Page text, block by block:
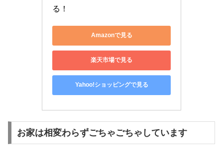
る！
Amazonで見る
楽天市場で見る
Yahoo!ショッピングで見る
お家は相変わらずごちゃごちゃしています